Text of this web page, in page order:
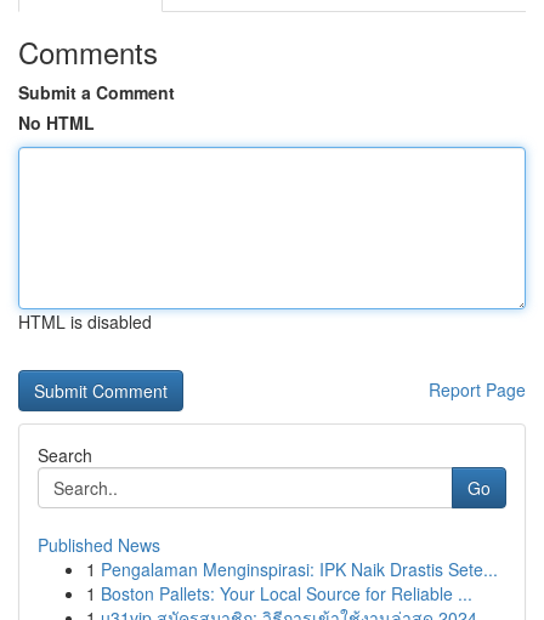
Comments
Submit a Comment
No HTML
HTML is disabled
Report Page
Search
Go
Published News
1 Pengalaman Menginspirasi: IPK Naik Drastis Sete...
1 Boston Pallets: Your Local Source for Reliable ...